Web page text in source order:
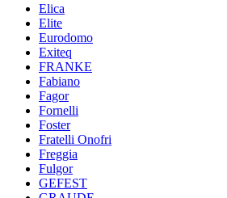
Elica
Elite
Eurodomo
Exiteq
FRANKE
Fabiano
Fagor
Fornelli
Foster
Fratelli Onofri
Freggia
Fulgor
GEFEST